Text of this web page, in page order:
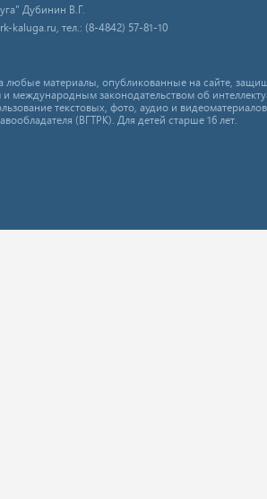
Дубинин В.Г.
kaluga.ru, тел.: (8-4842) 57-81-10
любые материалы, опубликованные на сайте,
международным законодательством об
текстовых, фото, аудио и
(ВГТРК). Для детей старше 16 лет.